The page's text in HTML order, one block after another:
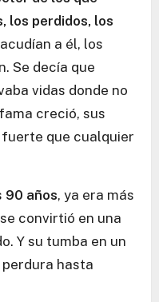
los perdidos, los
a él, los
Se decía que
vidas donde no
creció, sus
que cualquier
90 años, ya era más
convirtió en una
Y su tumba en un
hasta